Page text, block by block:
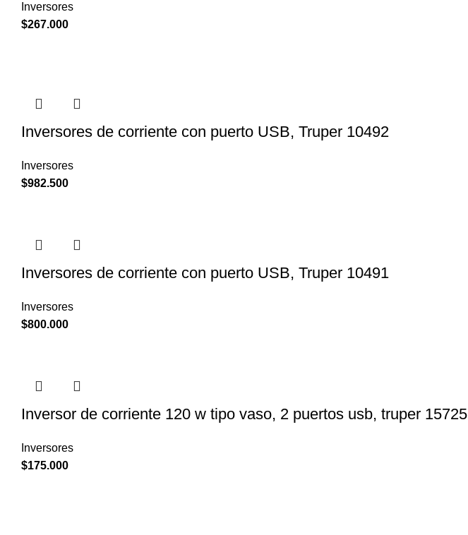
Inversores
$267.000
Inversores de corriente con puerto USB, Truper 10492
Inversores
$982.500
Inversores de corriente con puerto USB, Truper 10491
Inversores
$800.000
Inversor de corriente 120 w tipo vaso, 2 puertos usb, truper 15725
Inversores
$175.000